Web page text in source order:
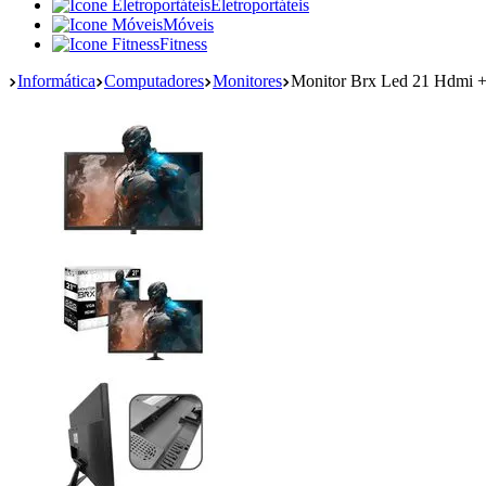
Eletroportáteis
Móveis
Fitness
Informática Computadores Monitores Monitor Brx Led 21 Hdmi